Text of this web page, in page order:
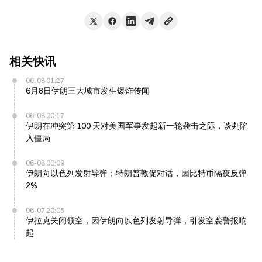
相关快讯
06-08 01:27
6月8日伊朗三大城市发生爆炸传闻
06-08 00:17
伊朗在冲突第 100 天对美国军事发起新一轮袭击之际，谈判陷
入僵局
06-08 00:09
伊朗向以色列发射导弹；特朗普敦促对话，因比特币隔夜反弹
2%
06-07 20:05
伊拉克关闭领空，因伊朗向以色列发射导弹，引发空袭警报响
起